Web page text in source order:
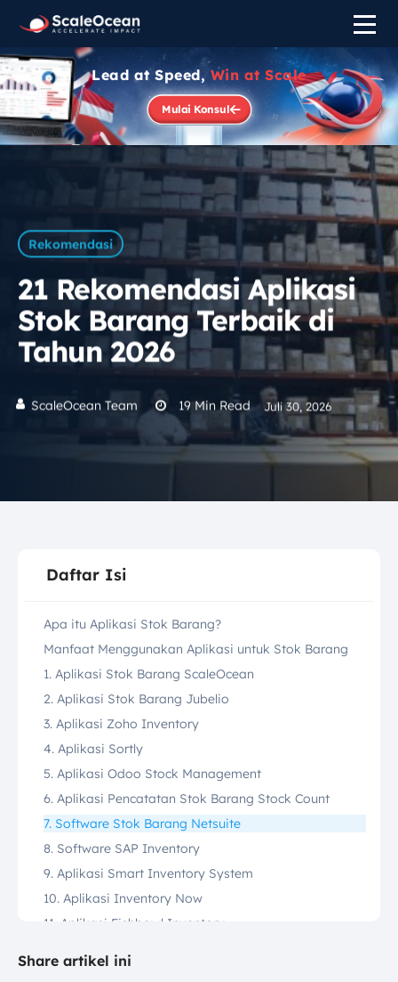
Lead at Speed, Win at Scale
Mulai Konsul
Rekomendasi
21 Rekomendasi Aplikasi
Stok Barang Terbaik di
Tahun 2026
ScaleOcean Team 19Min Read Juli 30, 2026
Daftar Isi
Apa itu Aplikasi Stok Barang?
Manfaat Menggunakan Aplikasi untuk Stok Barang
1. Aplikasi Stok Barang ScaleOcean
2. Aplikasi Stok Barang Jubelio
3. Aplikasi Zoho Inventory
4. Aplikasi Sortly
5. Aplikasi Odoo Stock Management
6. Aplikasi Pencatatan Stok Barang Stock Count
7. Software Stok Barang Netsuite
8. Software SAP Inventory
9. Aplikasi Smart Inventory System
10. Aplikasi Inventory Now
11. Aplikasi Fishbowl Inventory
Share artikel ini